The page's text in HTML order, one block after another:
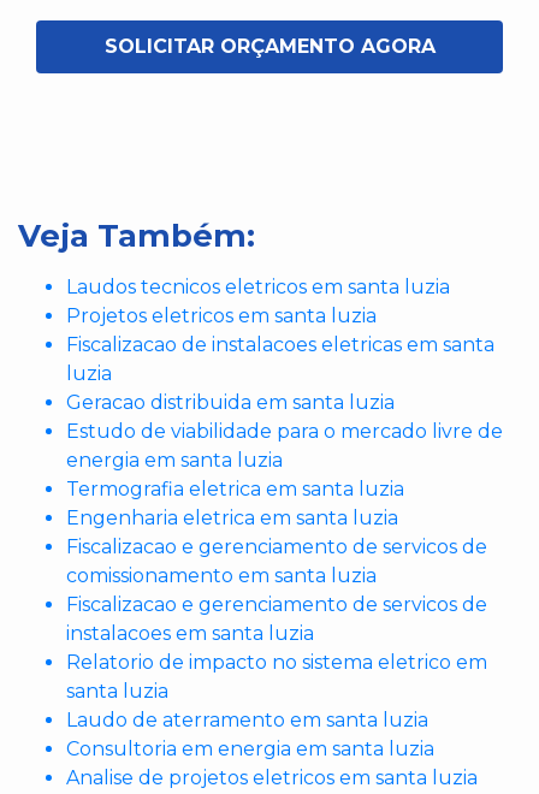
SOLICITAR ORÇAMENTO AGORA
Veja Também:
Laudos tecnicos eletricos em santa luzia
Projetos eletricos em santa luzia
Fiscalizacao de instalacoes eletricas em santa
luzia
Geracao distribuida em santa luzia
Estudo de viabilidade para o mercado livre de
energia em santa luzia
Termografia eletrica em santa luzia
Engenharia eletrica em santa luzia
Fiscalizacao e gerenciamento de servicos de
comissionamento em santa luzia
Fiscalizacao e gerenciamento de servicos de
instalacoes em santa luzia
Relatorio de impacto no sistema eletrico em
santa luzia
Laudo de aterramento em santa luzia
Consultoria em energia em santa luzia
Analise de projetos eletricos em santa luzia